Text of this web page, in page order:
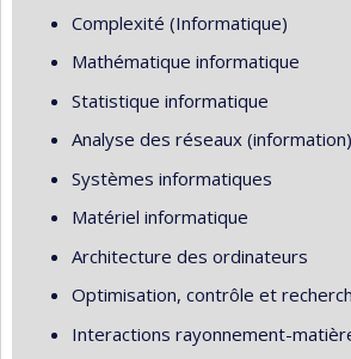
Complexité (Informatique)
Mathématique informatique
Statistique informatique
Analyse des réseaux (information)
Systèmes informatiques
Matériel informatique
Architecture des ordinateurs
Optimisation, contrôle et
Interactions rayonnement-